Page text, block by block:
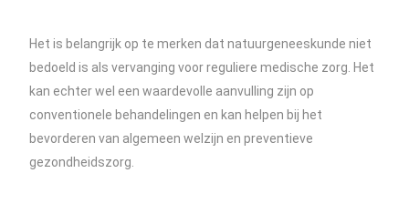
Het is belangrijk op te merken dat natuurgeneeskunde niet
bedoeld is als vervanging voor reguliere medische zorg. Het
kan echter wel een waardevolle aanvulling zijn op
conventionele behandelingen en kan helpen bij het
bevorderen van algemeen welzijn en preventieve
gezondheidszorg.